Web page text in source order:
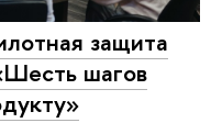
защита
шагов